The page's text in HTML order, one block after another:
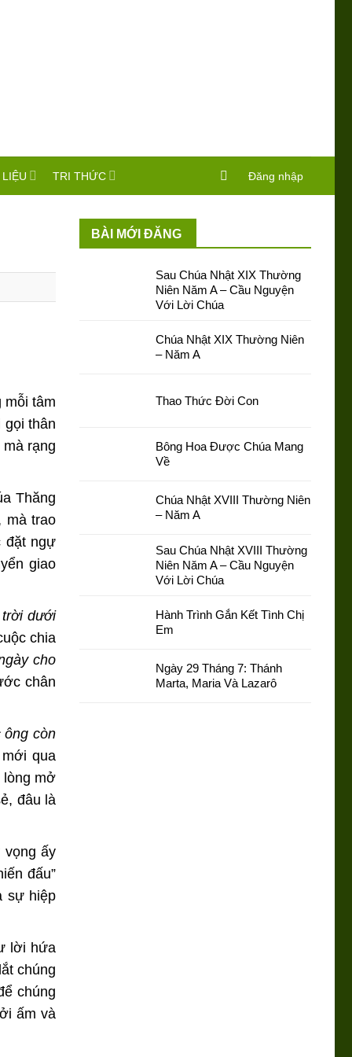
TRI THỨC Đăng nhập
mỗi tâm
gọi thân
rạng
Thăng
mà trao
đặt ngự
giao
trời dưới
chia
cho
chân
ông còn
qua
lòng mở
đâu là
vọng ấy
đấu”
sự hiệp
lời hứa
chúng
chúng
ấm và
BÀI MỚI ĐĂNG
Sau Chúa Nhật XIX Thường
Niên Năm A – Cầu Nguyện
Với Lời Chúa
Chúa Nhật XIX Thường Niên
– Năm A
Thao Thức Đời Con
Bông Hoa Được Chúa Mang
Về
Chúa Nhật XVIII Thường Niên
– Năm A
Sau Chúa Nhật XVIII Thường
Niên Năm A – Cầu Nguyện
Với Lời Chúa
Hành Trình Gắn Kết Tình Chị
Em
Ngày 29 Tháng 7: Thánh
Marta, Maria Và Lazarô